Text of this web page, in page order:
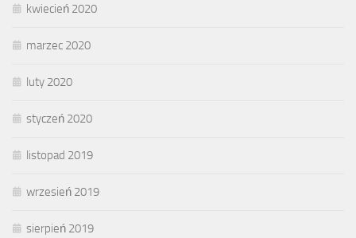
kwiecień 2020
marzec 2020
luty 2020
styczeń 2020
listopad 2019
wrzesień 2019
sierpień 2019